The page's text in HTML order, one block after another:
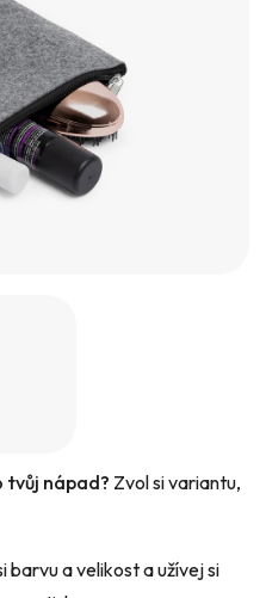
tvůj nápad? Zvol si variantu,
barvu a velikost a užívej si